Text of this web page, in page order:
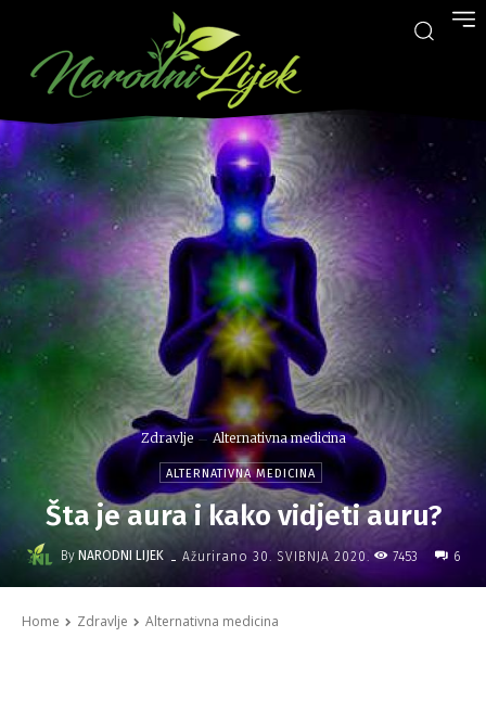
Zdravlje Alternativna medicina
ALTERNATIVNA MEDICINA
Šta je aura i kako vidjeti auru?
By NARODNI LIJEK - Ažurirano 30. SVIBNJA 2020. 7453 6
Home Zdravlje Alternativna medicina